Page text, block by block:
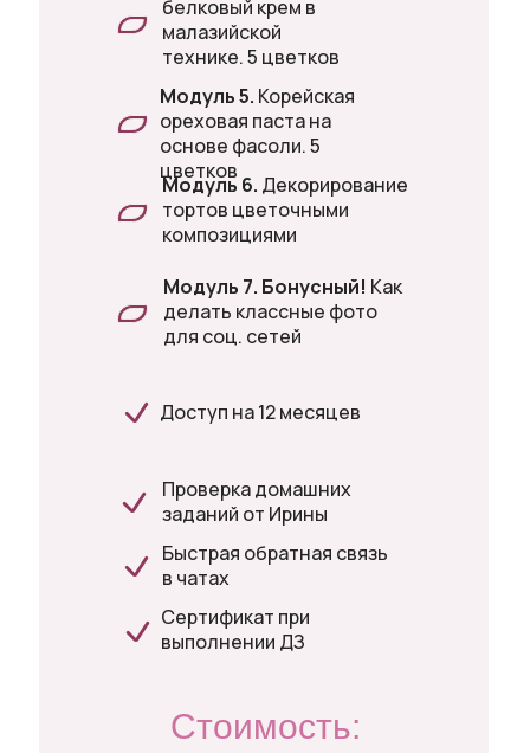
белковый крем в
малазийской
технике. 5 цветков
Модуль 5. Корейская
ореховая паста на
основе фасоли. 5
цветков
Модуль 6. Декорирование
тортов цветочными
композициями
Стоимость:
Модуль 7. Бонусный! Как
делать классные фото
для соц. сетей
Доступ на 12 месяцев
Проверка домашних
заданий от Ирины
Быстрая обратная связь
в чатах
Сертификат при
выполнении ДЗ